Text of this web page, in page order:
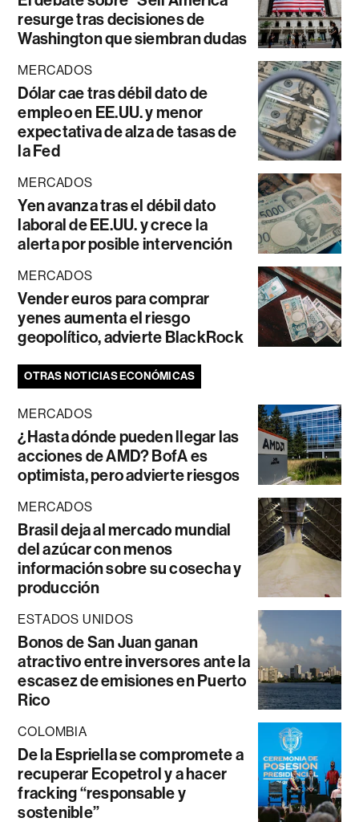
resurge tras decisiones de
Washington que siembran dudas
MERCADOS
Dólar cae tras débil dato de
empleo en EE.UU. y menor
expectativa de alza de tasas de
la Fed
MERCADOS
Yen avanza tras el débil dato
laboral de EE.UU. y crece la
alerta por posible intervención
MERCADOS
Vender euros para comprar
yenes aumenta el riesgo
geopolítico, advierte BlackRock
OTRAS NOTICIAS ECONÓMICAS
MERCADOS
¿Hasta dónde pueden llegar las
acciones de AMD? BofA es
optimista, pero advierte riesgos
MERCADOS
Brasil deja al mercado mundial
del azúcar con menos
información sobre su cosecha y
producción
ESTADOS UNIDOS
Bonos de San Juan ganan
atractivo entre inversores ante la
escasez de emisiones en Puerto
Rico
COLOMBIA
De la Espriella se compromete a
recuperar Ecopetrol y a hacer
fracking “responsable y
sostenible”